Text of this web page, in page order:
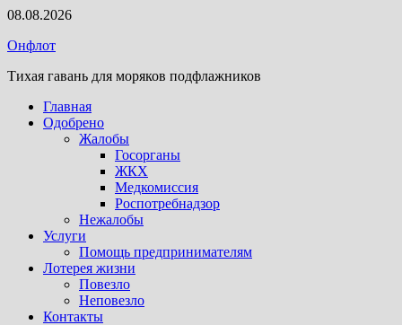
Перейти
содержимому
08.08.2026
Онфлот
Тихая гавань для моряков подфлажников
Главная
Одобрено
Жалобы
Госорганы
ЖКХ
Медкомиссия
Роспотребнадзор
Нежалобы
Услуги
Помощь предпринимателям
Лотерея жизни
Повезло
Неповезло
Контакты